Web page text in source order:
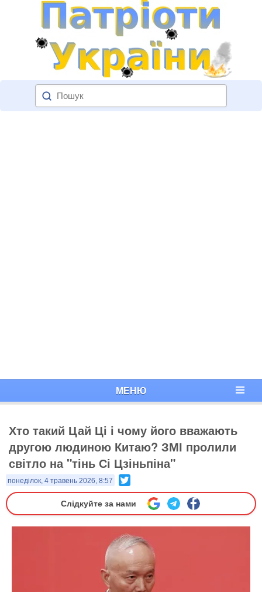
МЕНЮ
Хто такий Цай Ці і чому його вважають
другою людиною Китаю? ЗМІ пролили
світло на "тінь Сі Цзіньпіна"
понеділок, 4 травень 2026, 8:57
Слідкуйте за нами